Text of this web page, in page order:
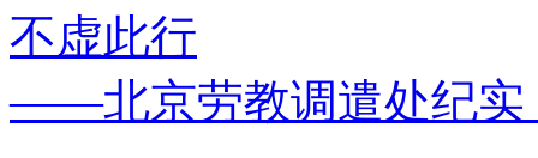
不虚此行
——北京劳教调遣处纪实